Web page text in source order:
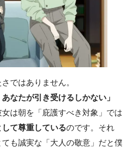
ではありません。
なたが引き受けるしかない」
は朝を「庇護すべき対象」では
して尊重しているのです。それ
も誠実な「大人の敬意」だと僕